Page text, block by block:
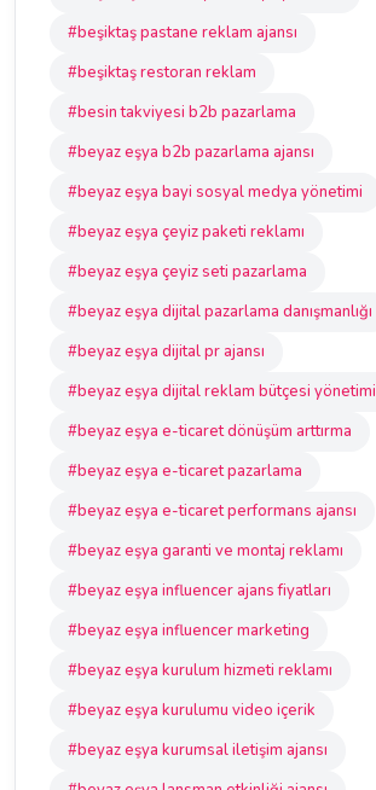
#beşiktaş pastane reklam ajansı
#beşiktaş restoran reklam
#besin takviyesi b2b pazarlama
#beyaz eşya b2b pazarlama ajansı
#beyaz eşya bayi sosyal medya yönetimi
#beyaz eşya çeyiz paketi reklamı
#beyaz eşya çeyiz seti pazarlama
#beyaz eşya dijital pazarlama danışmanlığı
#beyaz eşya dijital pr ajansı
#beyaz eşya dijital reklam bütçesi yönetimi
#beyaz eşya e-ticaret dönüşüm arttırma
#beyaz eşya e-ticaret pazarlama
#beyaz eşya e-ticaret performans ajansı
#beyaz eşya garanti ve montaj reklamı
#beyaz eşya influencer ajans fiyatları
#beyaz eşya influencer marketing
#beyaz eşya kurulum hizmeti reklamı
#beyaz eşya kurulumu video içerik
#beyaz eşya kurumsal iletişim ajansı